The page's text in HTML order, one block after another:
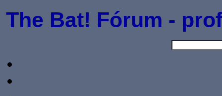
The Bat! Fórum -